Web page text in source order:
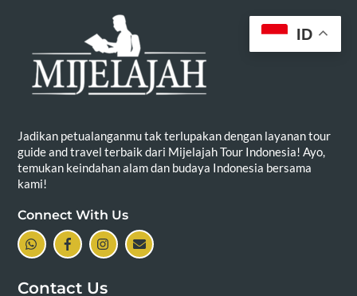
Jadikan petualanganmu tak terlupakan dengan layanan tour
guide and travel terbaik dari Mijelajah Tour Indonesia! Ayo,
temukan keindahan alam dan budaya Indonesia bersama
kami!
Connect With Us
Icon
Icon
Icon
Icon
Contact Us
ID